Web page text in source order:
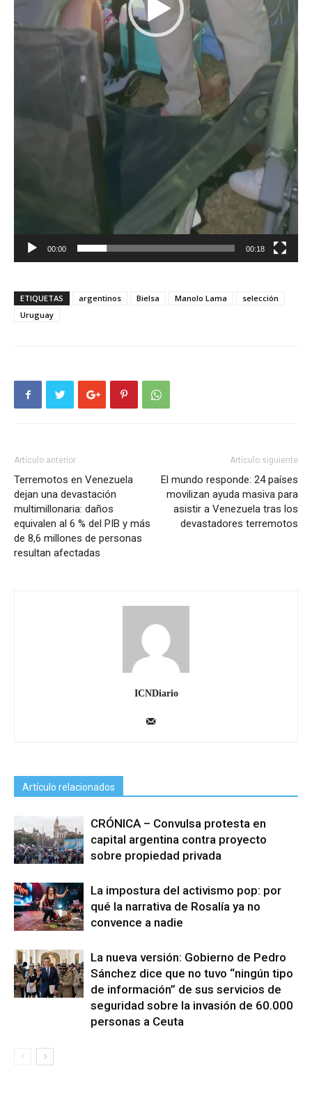
00:00 00:18
ETIQUETAS argentinos Bielsa Manolo Lama
selección
Uruguay
Artículo anterior
Terremotos en Venezuela
dejan una devastación
multimillonaria: daños
equivalen al 6 % del PIB y más
de 8,6 millones de personas
resultan afectadas
Artículo siguiente
El mundo responde: 24 países
movilizan ayuda masiva para
asistir a Venezuela tras los
devastadores terremotos
ICNDiario
Artículo relacionados
CRÓNICA – Convulsa protesta en
capital argentina contra proyecto
sobre propiedad privada
La impostura del activismo pop: por
qué la narrativa de Rosalía ya no
convence a nadie
La nueva versión: Gobierno de Pedro
Sánchez dice que no tuvo “ningún tipo
de información” de sus servicios de
seguridad sobre la invasión de 60.000
personas a Ceuta